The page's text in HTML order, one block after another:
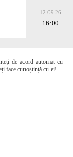
12.09.26
16:00
de acord automat cu
face cunoștință cu ei!